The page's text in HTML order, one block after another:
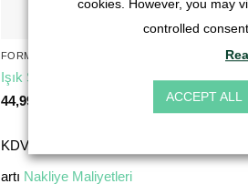
FORMICARIUM BILEŞENLERI
Işık Şeridi 30
44,99
KDV dahil
artı Nakliye Maliyetleri
cookies. However, you may
controlled
ACCEPT ALL